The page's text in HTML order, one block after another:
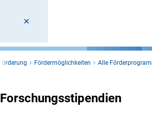
Fördermöglichkeiten Alle
Forschungsstipendien